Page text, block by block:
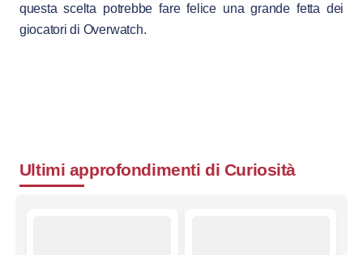
questa scelta potrebbe fare felice una grande fetta dei
giocatori di Overwatch.
Ultimi approfondimenti di Curiosità